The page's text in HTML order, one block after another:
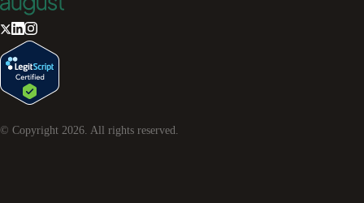
© Copyright 2026. All rights reserved.